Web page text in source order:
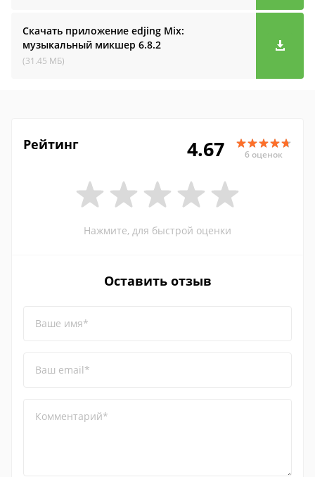
Скачать приложение edjing Mix:
музыкальный микшер 6.8.2
(31.45 МБ)
Рейтинг 4.67 6 оценок
Нажмите, для быстрой оценки
Оставить отзыв
Ваше имя*
Ваш email*
Комментарий*